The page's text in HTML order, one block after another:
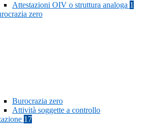
Attestazioni OIV o struttura analoga 1
zero
Burocrazia zero
Attività soggette a controllo
17